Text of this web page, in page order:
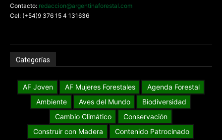
Contacto: redaccion@argentinaforestal.com
Cel: (+54)9 376 15 4 131636
Categorías
AF Joven AF Mujeres Forestales
Agenda Forestal
Ambiente
Aves del Mundo
Biodiversidad
Cambio Climático
Conservación
Construir con Madera
Contenido Patrocinado